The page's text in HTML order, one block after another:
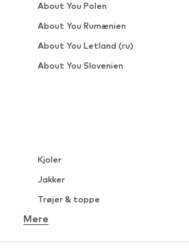
Kjoler
Jakker
Trøjer & toppe
Undertøj
Bluser & tunikaer
Mere
About You Polen
About You Rumænien
About You Letland (ru)
About You Slovenien